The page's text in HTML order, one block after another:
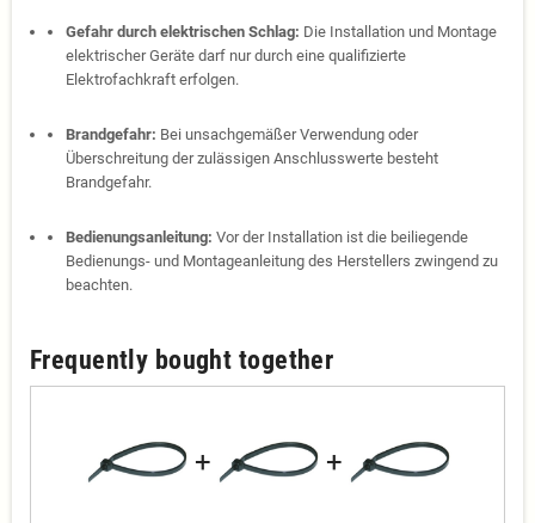
Gefahr durch elektrischen Schlag: Die Installation und Montage
elektrischer Geräte darf nur durch eine qualifizierte
Elektrofachkraft erfolgen.
Brandgefahr: Bei unsachgemäßer Verwendung oder
Überschreitung der zulässigen Anschlusswerte besteht
Brandgefahr.
Bedienungsanleitung: Vor der Installation ist die beiliegende
Bedienungs- und Montageanleitung des Herstellers zwingend zu
beachten.
Frequently bought together
+ +